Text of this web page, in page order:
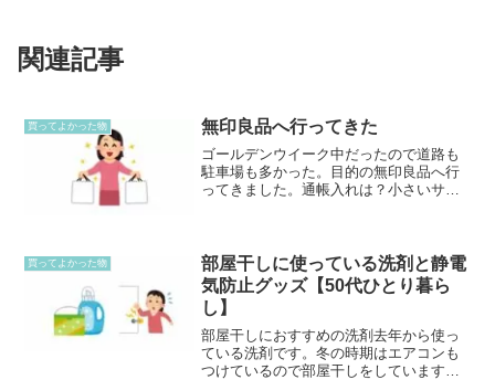
関連記事
買ってよかった物 無印良品へ行ってきた
ゴールデンウイーク中だったので道路も
駐車場も多かった。目的の無印良品へ行
ってきました。通帳入れは？小さいサイ
イズの方です。プレゼント...
買ってよかった物
部屋干しに使っている洗剤と静電
気防止グッズ【50代ひとり暮ら
し】
部屋干しにおすすめの洗剤去年から使っ
ている洗剤です。冬の時期はエアコンも
つけているので部屋干しをしています。